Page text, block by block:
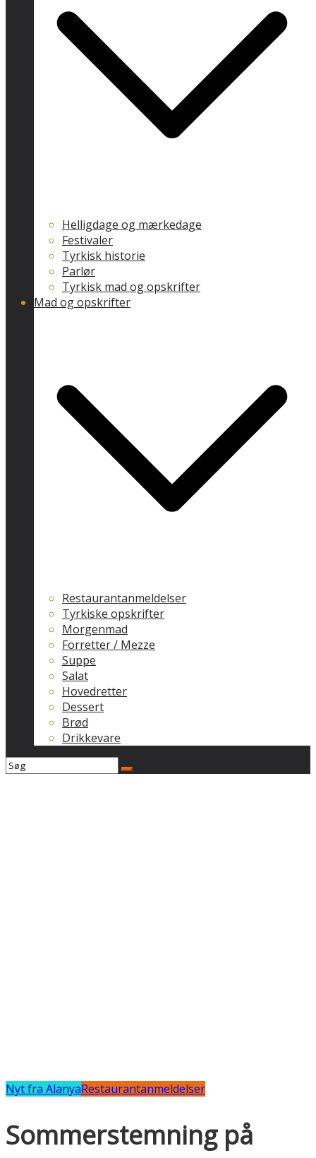
Helligdage og mærkedage
Festivaler
Tyrkisk historie
Parlør
Tyrkisk mad og opskrifter
Mad og opskrifter
Restaurantanmeldelser
Tyrkiske opskrifter
Morgenmad
Forretter / Mezze
Suppe
Salat
Hovedretter
Dessert
Brød
Drikkevare
Nyt fra AlanyaRestaurantanmeldelser
Sommerstemning på